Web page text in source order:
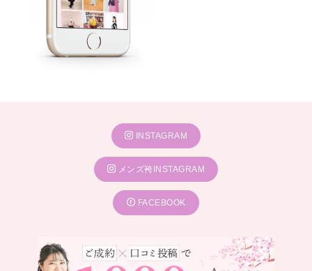
INSTAGRAM
メンズ袴INSTAGRAM
FACEBOOK